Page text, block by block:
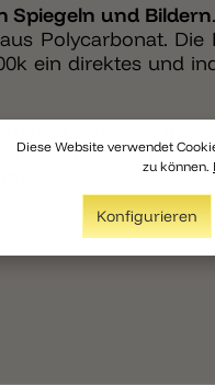
Spiegeln und Bildern
Polycarbonat.
ein direktes und
und verbraucht
Deckenlampe
Diese Website verwendet
zu können.
Konfigurieren